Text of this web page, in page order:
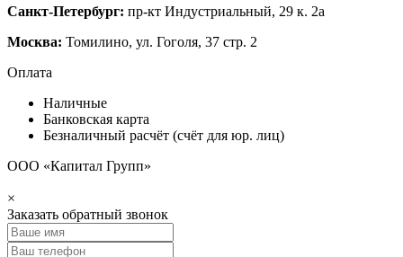
Санкт-Петербург: пр-кт Индустриальный, 29 к. 2а
Москва: Томилино, ул. Гоголя, 37 стр. 2
Оплата
Наличные
Банковская карта
Безналичный расчёт (счёт для юр. лиц)
ООО «Капитал Групп»
×
Заказать обратный звонок